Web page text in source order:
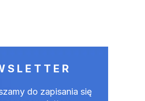
do zapisania się